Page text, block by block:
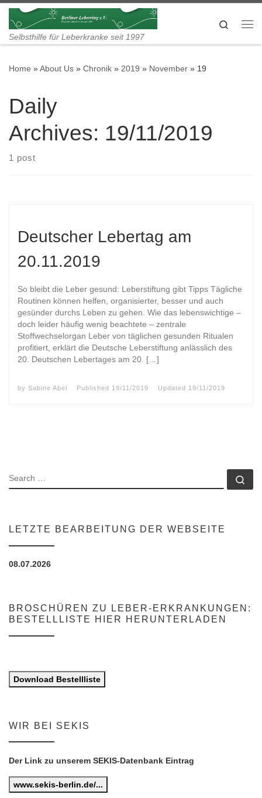
Skip to content
Selbsthilfe für Leberkranke seit 1997
Search
Home »About Us » Chronik » 2019 » November » 19
Daily
Archives: 19/11/2019
1 post
Deutscher Lebertag am
20.11.2019
So bleibt die Leber gesund: Leberstiftung gibt Tipps Tägliche
Routinen können helfen, organisierter, besser und auch
gesünder durchs Leben zu gehen. Wie das lebenswichtige –
doch leider häufig wenig beachtete – zentrale
Stoffwechselorgan Leber von täglichen gesunden Ritualen
profitiert, erklärt die Deutsche Leberstiftung anlässlich des
20. Deutschen Lebertages am 20. […]
by Sabine Abel Published 19/11/2019 Updated 19/11/2019
SEARCH
LETZTE BEARBEITUNG DER WEBSEITE
08.07.2026
BROSCHÜREN ZU LEBER-ERKRANKUNGEN:
BESTELLLISTE HIER HERUNTERLADEN
Download Bestellliste
WIR BEI SEKIS
Der Link zu unserem SEKIS-Datenbank Eintrag
www.sekis-berlin.de/...